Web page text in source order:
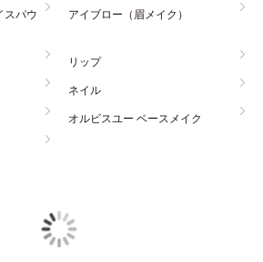
スパウ
アイブロー（眉メイク）
リップ
ネイル
オルビスユー ベースメイク